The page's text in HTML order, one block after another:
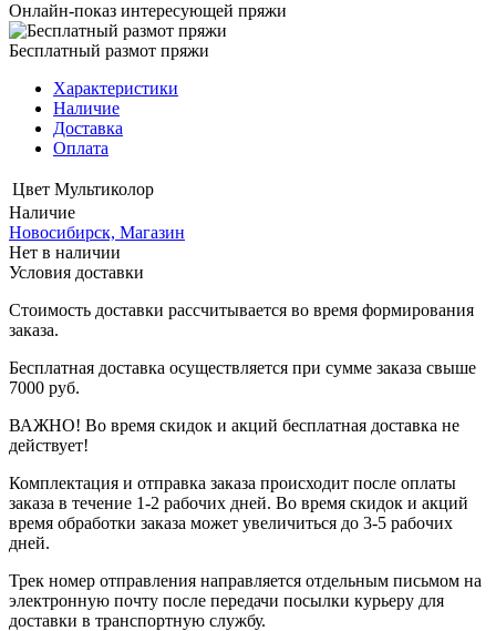
Онлайн-показ интересующей пряжи
Бесплатный размот пряжи
Характеристики
Наличие
Доставка
Оплата
Цвет Мультиколор
Наличие
Новосибирск, Магазин
Нет в наличии
Условия доставки
Стоимость доставки рассчитывается во время формирования
заказа.
Бесплатная доставка осуществляется при сумме заказа свыше
7000 руб.
ВАЖНО! Во время скидок и акций бесплатная доставка не
действует!
Комплектация и отправка заказа происходит после оплаты
заказа в течение 1-2 рабочих дней. Во время скидок и акций
время обработки заказа может увеличиться до 3-5 рабочих
дней.
Трек номер отправления направляется отдельным письмом на
электронную почту после передачи посылки курьеру для
доставки в транспортную службу.